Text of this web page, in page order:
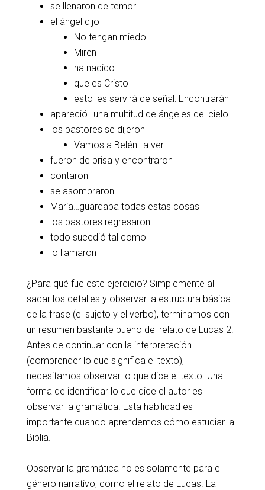
se llenaron de temor
el ángel dijo
No tengan miedo
Miren
ha nacido
que es Cristo
esto les servirá de señal: Encontrarán
apareció…una multitud de ángeles del cielo
los pastores se dijeron
Vamos a Belén…a ver
fueron de prisa y encontraron
contaron
se asombraron
María…guardaba todas estas cosas
los pastores regresaron
todo sucedió tal como
lo llamaron
¿Para qué fue este ejercicio? Simplemente al
sacar los detalles y observar la estructura básica
de la frase (el sujeto y el verbo), terminamos con
un resumen bastante bueno del relato de Lucas 2.
Antes de continuar con la interpretación
(comprender lo que significa el texto),
necesitamos observar lo que dice el texto. Una
forma de identificar lo que dice el autor es
observar la gramática. Esta habilidad es
importante cuando aprendemos cómo estudiar la
Biblia.
Observar la gramática no es solamente para el
género narrativo, como el relato de Lucas. La